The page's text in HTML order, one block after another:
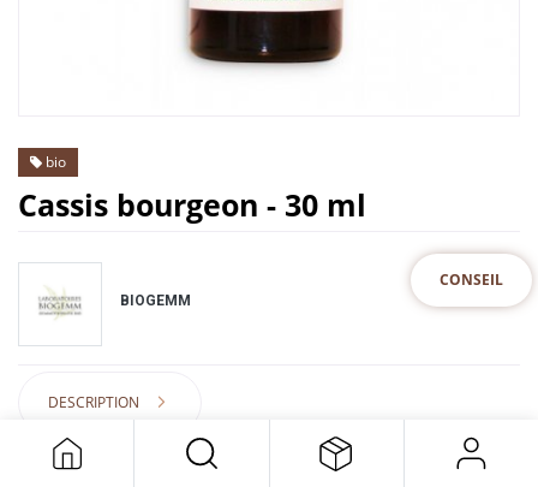
CONSEIL
bio
Cassis bourgeon - 30 ml
BIOGEMM
DESCRIPTION
19,50